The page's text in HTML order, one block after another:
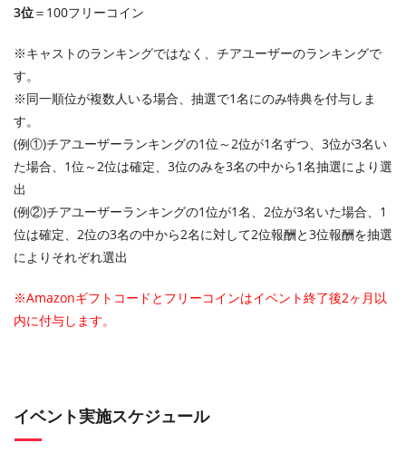
3位＝100フリーコイン
※キャストのランキングではなく、チアユーザーのランキングで
す。
※同一順位が複数人いる場合、抽選で1名にのみ特典を付与しま
す。
(例①)チアユーザーランキングの1位～2位が1名ずつ、3位が3名い
た場合、1位～2位は確定、3位のみを3名の中から1名抽選により選
出
(例②)チアユーザーランキングの1位が1名、2位が3名いた場合、1
位は確定、2位の3名の中から2名に対して2位報酬と3位報酬を抽選
によりそれぞれ選出
※Amazonギフトコードとフリーコインはイベント終了後2ヶ月以
内に付与します。
イベント実施スケジュール